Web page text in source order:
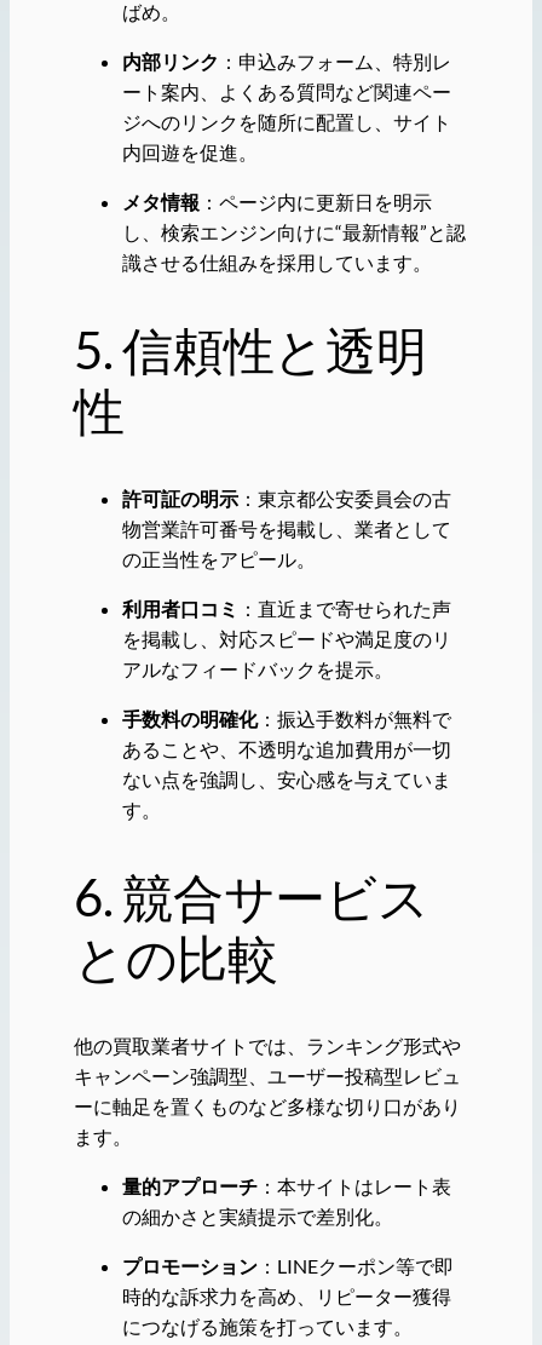
ばめ。
内部リンク ：申込みフォーム、特別レ
ート案内、よくある質問など関連ペー
ジへのリンクを随所に配置し、サイト
内回遊を促進。
メタ情報 ：ページ内に更新日を明示
し、検索エンジン向けに“最新情報”と認
識させる仕組みを採用しています。
5. 信頼性と透明
性
許可証の明示：東京都公安委員会の古
物営業許可番号を掲載し、業者として
の正当性をアピール。
利用者口コミ ：直近まで寄せられた声
を掲載し、対応スピードや満足度のリ
アルなフィードバックを提示。
手数料の明確化：振込手数料が無料で
あることや、不透明な追加費用が一切
ない点を強調し、安心感を与えていま
す。
6. 競合サービス
との比較
他の買取業者サイトでは、ランキング形式や
キャンペーン強調型、ユーザー投稿型レビュ
ーに軸足を置くものなど多様な切り口があり
ます。
量的アプローチ：本サイトはレート表
の細かさと実績提示で差別化。
プロモーション：LINEクーポン等で即
時的な訴求力を高め、リピーター獲得
につなげる施策を打っています。